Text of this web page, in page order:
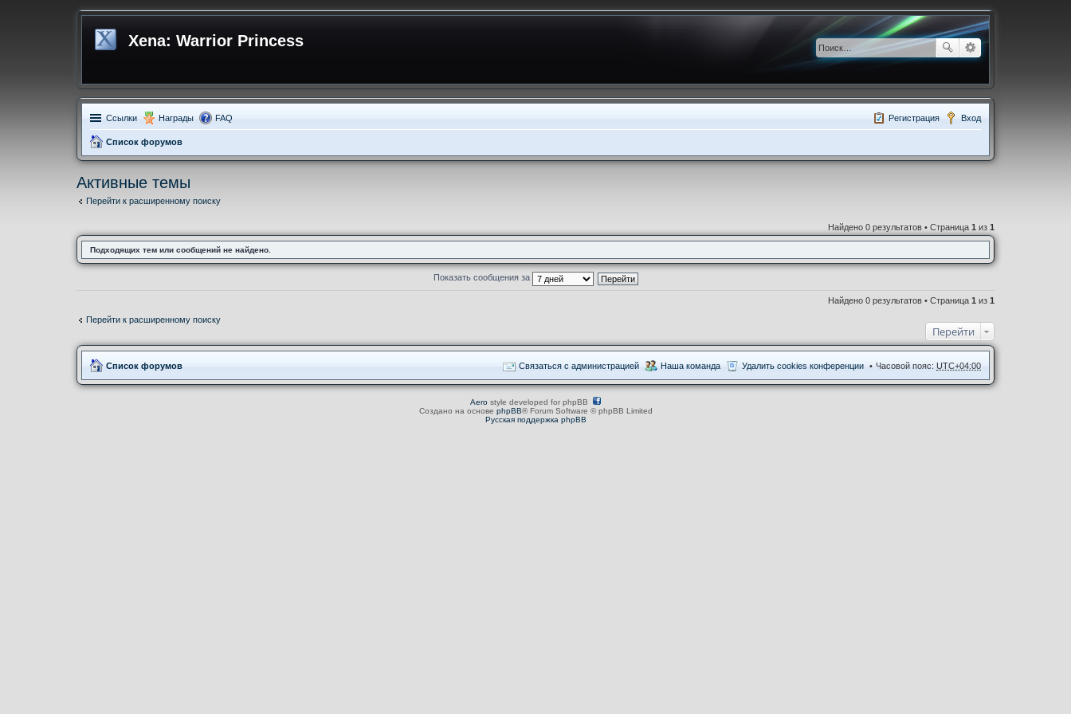
Xena: Warrior Princess
Ссылки Награды FAQ Вход
Регистрация
Список форумов
Активные темы
Перейти к расширенному поиску
Найдено 0 результатов • Страница 1 из 1
Подходящих тем или сообщений не найдено.
Показать сообщения за
Найдено 0 результатов • Страница 1 из 1
Перейти к расширенному поиску
Перейти
Список форумов Часовой пояс: UTC+04:00
Удалить cookies конференции
Наша команда
Связаться с администрацией
Aero style developed for phpBB
Создано на основе phpBB® Forum Software © phpBB Limited
Русская поддержка phpBB